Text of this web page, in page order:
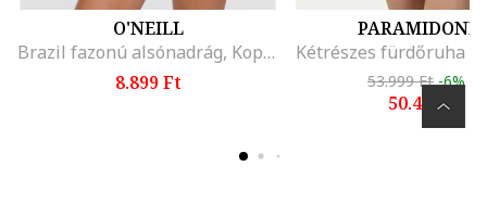
O'NEILL
Brazil fazonú alsónadrág, Koptatott fekete
8.899 Ft
53.999 Ft -6%
50.499 Ft